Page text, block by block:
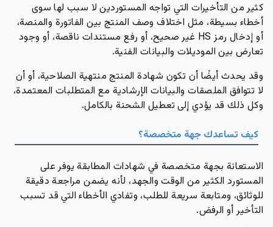
كثير من التأخيرات التي تواجه المستوردين لا سبب لها سوى
أخطاء بسيطة، مثل اختلاف وصف المنتج بين الفاتورة والمنصة،
أو إدخال رمز HS غير صحيح، أو رفع مستندات ناقصة، أو وجود
تعارض بين الموديلات والبيانات الفنية.
وقد يحدث أيضًا أن تكون شهادة المنتج منتهية الصلاحية، أو أن
لا تتوافق الملصقات والبيانات الإرشادية مع المتطلبات المعتمدة،
وكل ذلك قد يؤدي إلى تعطيل الشحنة بالكامل.
كيف تساعدك جهة متخصصة؟
الاستعانة بجهة متخصصة في شهادات المطابقة يوفر على
المستورد الكثير من الوقت والجهد، لأنه يضمن مراجعة دقيقة
للوثائق، ومتابعة سريعة للطلب، وتفادي الأخطاء التي قد تسبب
التأخير أو الرفض.